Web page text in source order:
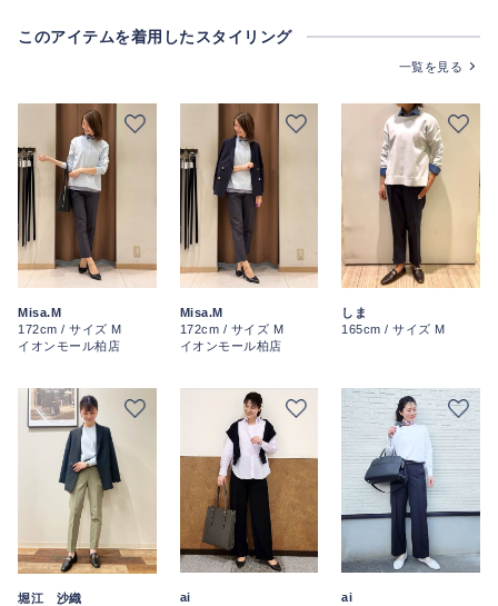
このアイテムを着用したスタイリング
一覧を見る
Misa.M
172cm / サイズ M
イオンモール柏店
Misa.M
172cm / サイズ M
イオンモール柏店
しま
165cm / サイズ M
堀江 沙織
ai
ai